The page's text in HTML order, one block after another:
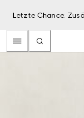
Letzte Chance: